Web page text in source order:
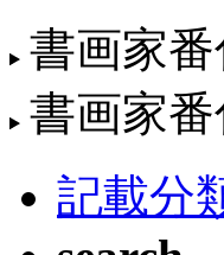
書画家
書画家
記載分